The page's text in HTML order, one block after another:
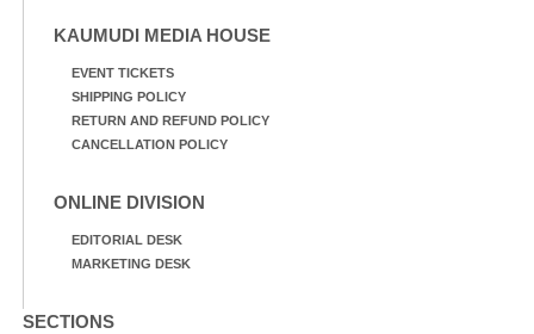
KAUMUDI MEDIA HOUSE
EVENT TICKETS
SHIPPING POLICY
RETURN AND REFUND POLICY
CANCELLATION POLICY
ONLINE DIVISION
EDITORIAL DESK
MARKETING DESK
SECTIONS